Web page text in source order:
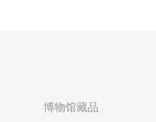
博物馆藏品